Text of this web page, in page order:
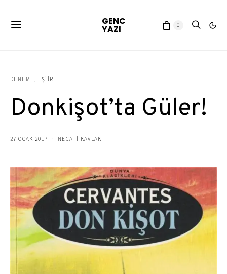
GENC
YAZI 0
DENEME ŞIIR
Donkişot’ta Güler!
27 OCAK 2017 NECATİ KAVLAK